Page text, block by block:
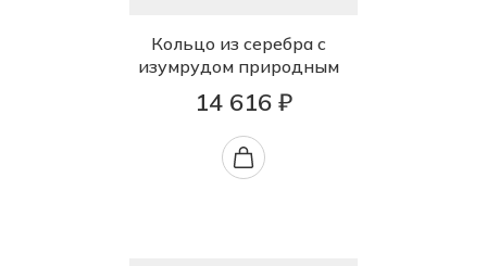
Кольцо из серебра с
изумрудом природным
14 616 ₽